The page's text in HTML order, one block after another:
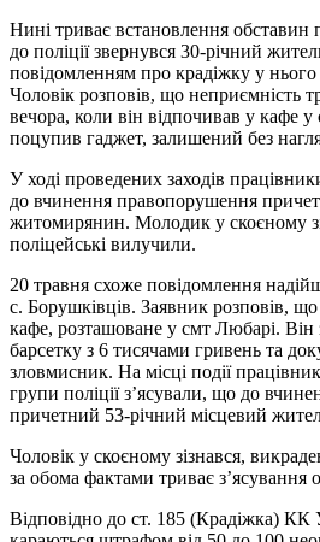
Нині триває встановлення обставин
до поліції звернувся 30-річний
повідомленням про крадіжку у нього
Чоловік розповів, що неприємність
вечора, коли він відпочивав у кафе
поцупив гаджет, залишений без
У ході проведених заходів
до вчинення правопорушення
житомирянин. Молодик у скоєному
поліцейські вилучили.
20 травня схоже повідомлення
с. Борушківців. Заявник розповів,
кафе, розташоване у смт Любарі. Він
барсетку з 6 тисячами гривень та
зловмисник. На місці події
групи поліції з’ясували, що до
причетний 53-річний місцевий
Чоловік у скоєному зізнався,
за обома фактами триває з’ясування
Відповідно до ст. 185 (Крадіжка) КК